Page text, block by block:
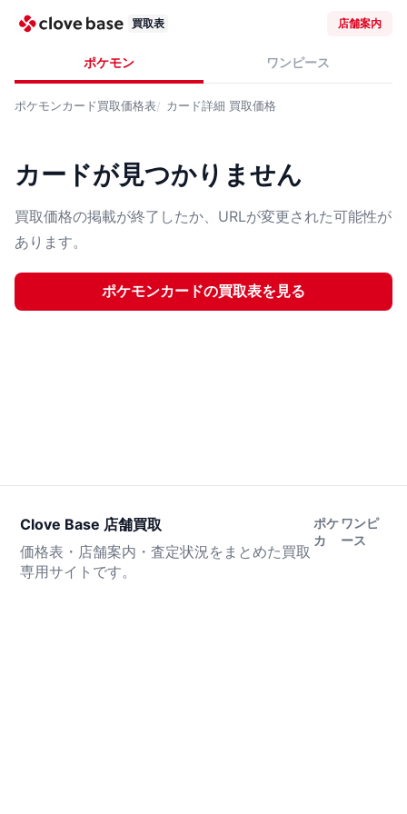
買取表 店舗案内
ポケモン ワンピース
ポケモンカード買取価格表 カード詳細 買取価格
カードが見つかりません
買取価格の掲載が終了したか、URLが変更された可能性が
あります。
ポケモンカードの買取表を見る
Clove Base 店舗買取
価格表・店舗案内・査定状況をまとめた買取
専用サイトです。
ポケ
カ
ワンピ
ース